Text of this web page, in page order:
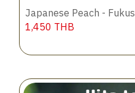
Japanese Peach -
1,450 THB